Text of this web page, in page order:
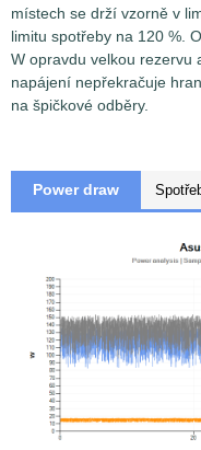
Voltage/Current
napětí/proud/spotřeba
výslednou hodnotu je
zaznamenaných
řečeno, vynesené
průměrnou hodnotu
intervalu 4,4 ms.
místech se drží vzorně v
limitu spotřeby na 120 %.
W opravdu velkou rezervu
napájení nepřekračuje
na špičkové odběry.
Power draw